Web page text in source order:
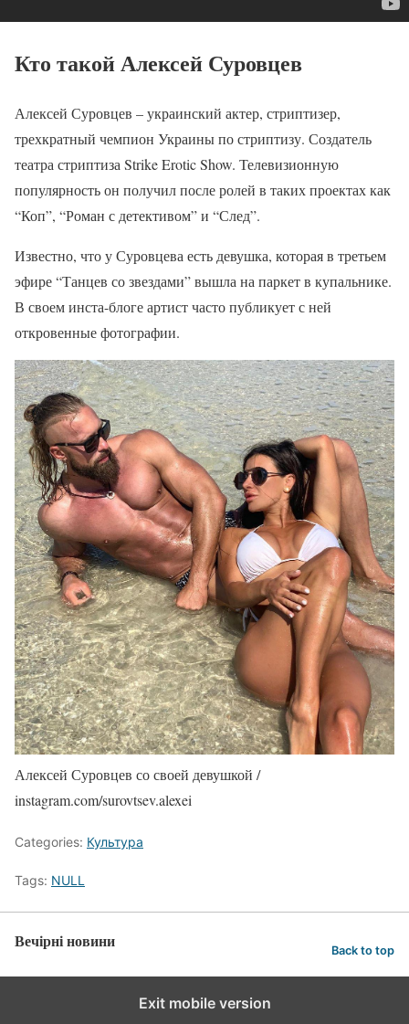
Кто такой Алексей Суровцев
Алексей Суровцев – украинский актер, стриптизер,
трехкратный чемпион Украины по стриптизу. Создатель
театра стриптиза Strike Erotic Show. Телевизионную
популярность он получил после ролей в таких проектах как
“Коп”, “Роман с детективом” и “След”.
Известно, что у Суровцева есть девушка, которая в третьем
эфире “Танцев со звездами” вышла на паркет в купальнике.
В своем инста-блоге артист часто публикует с ней
откровенные фотографии.
Алексей Суровцев со своей девушкой /
instagram.com/surovtsev.alexei
Categories: Культура
Tags: NULL
Вечірні новини Back to top
Exit mobile version